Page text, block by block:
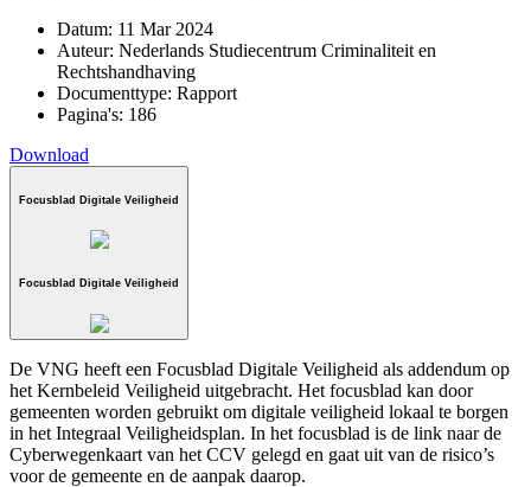
Datum: 11 Mar 2024
Auteur: Nederlands Studiecentrum Criminaliteit en
Rechtshandhaving
Documenttype: Rapport
Pagina's: 186
Download
Focusblad Digitale Veiligheid
Focusblad Digitale Veiligheid
De VNG heeft een Focusblad Digitale Veiligheid als addendum op
het Kernbeleid Veiligheid uitgebracht. Het focusblad kan door
gemeenten worden gebruikt om digitale veiligheid lokaal te borgen
in het Integraal Veiligheidsplan. In het focusblad is de link naar de
Cyberwegenkaart van het CCV gelegd en gaat uit van de risico’s
voor de gemeente en de aanpak daarop.